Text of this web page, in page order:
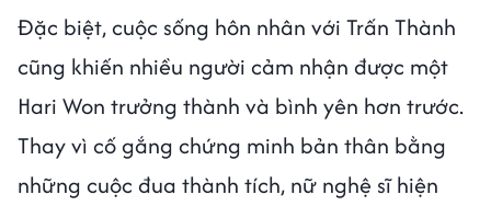
Đặc biệt, cuộc sống hôn nhân với Trấn Thành
cũng khiến nhiều người cảm nhận được một
Hari Won trưởng thành và bình yên hơn trước.
Thay vì cố gắng chứng minh bản thân bằng
những cuộc đua thành tích, nữ nghệ sĩ hiện